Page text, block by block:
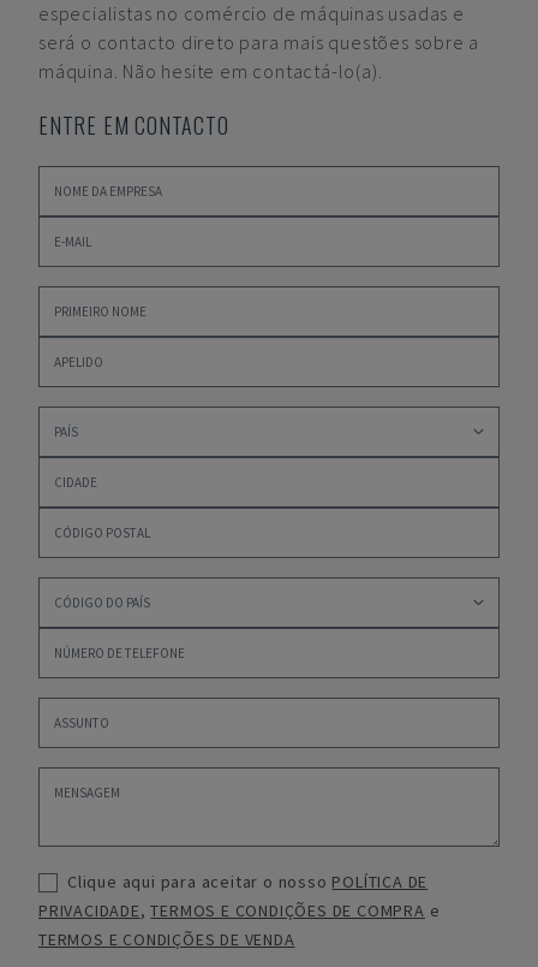
especialistas no comércio de máquinas usadas e
será o contacto direto para mais questões sobre a
máquina. Não hesite em contactá-lo(a).
ENTRE EM CONTACTO
Clique aqui para aceitar o nosso POLÍTICA DE
PRIVACIDADE,TERMOS E CONDIÇÕES DE COMPRA e
TERMOS E CONDIÇÕES DE VENDA